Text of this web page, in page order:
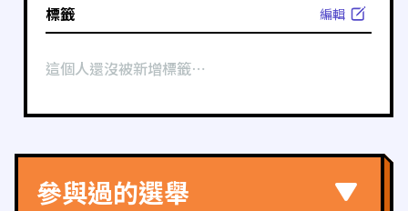
標籤 編輯
這個人還沒被新增標籤⋯
參與過的選舉